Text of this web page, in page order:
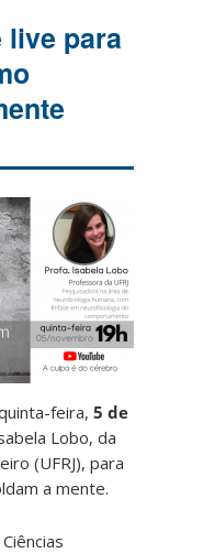
live para
feira,5 de
Lobo, da
(UFRJ), para
a mente.